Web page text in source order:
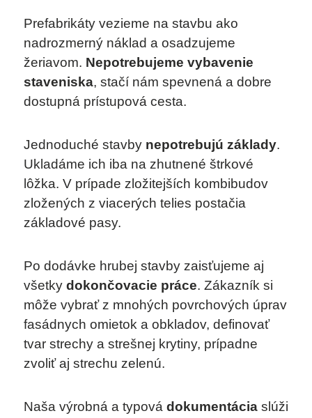
Prefabrikáty vezieme na stavbu ako
nadrozmerný náklad a osadzujeme
žeriavom. Nepotrebujeme vybavenie
staveniska, stačí nám spevnená a dobre
dostupná prístupová cesta.
Jednoduché stavby nepotrebujú základy.
Ukladáme ich iba na zhutnené štrkové
lôžka. V prípade zložitejších kombibudov
zložených z viacerých telies postačia
základové pasy.
Po dodávke hrubej stavby zaisťujeme aj
všetky dokončovacie práce. Zákazník si
môže vybrať z mnohých povrchových úprav
fasádnych omietok a obkladov, definovať
tvar strechy a strešnej krytiny, prípadne
zvoliť aj strechu zelenú.
Naša výrobná a typová dokumentácia slúži